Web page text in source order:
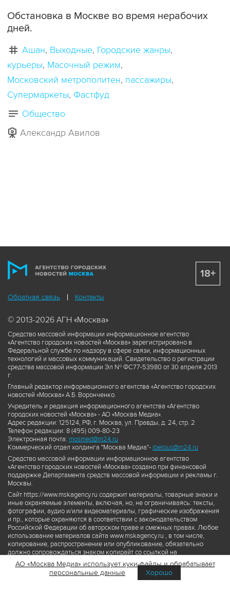
Обстановка в Москве во время нерабочих
дней.
Ашан Выходные Городские жанры
курьеры Масочный режим
Московский метрополитен пассажиры
Супермаркеты Фастфуд
Общество
Александр Авилов
Обратная связь Контакты
© 2013-2026 АГН «Москва»
Средство массовой информации информационное агентство
«Агентство городских новостей «Москва» зарегистрировано в
Федеральной службе по надзору в сфере связи, информационных
технологий и массовых коммуникаций. Свидетельство о регистрации
средства массовой информации Эл № ФС77-53980 от 30 апреля 2013
г.
Главный редактор информационного агентства «Агентство городских
новостей «Москва» А.Б. Воронченко.
Учредитель и редакция информационного агентства «Агентство
городских новостей «Москва» - АО «Москва Медиа».
Адрес редакции: 125124, РФ, г. Москва, ул. Правды, д. 24, стр. 2
Телефон редакции: 8 (495) 009-80-23
Электронная почта: mosmed@m24.ru
Коммерческий отдел холдинга "Москва Медиа"- ibelous@m24.ru
Средство массовой информации информационное агентство
«Агентство городских новостей «Москва» создано при финансовой
поддержке Департамента средств массовой информации и рекламы г.
Москвы.
Сайт https://www.mskagency.ru содержит материалы, товарные знаки и
иные охраняемые элементы, включая, но, не ограничиваясь: тексты,
фотографии, аудио и/или видеоматериалы, графические изображения
и пр., которые охраняются в соответствии с законодательством
Российской Федерации об авторском праве и смежных правах. Любое
использование материалов сайта www.mskagency.ru , в том числе,
копирование, распространение или опубликование, обязательно
должно сопровождаться знаком копирайт со ссылкой на
правообладателя © АО «Москва Медиа», а также гиперссылкой на сайт
www.mskagency.ru как на первоисточник информации. Переработка
материалов сайта www.mskagency.ru не допускается.
18+
АО «Москва Медиа» использует куки-файлы и обрабатывает
персональные данные
Хорошо